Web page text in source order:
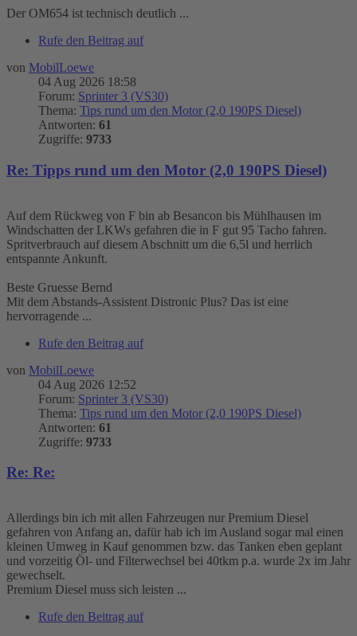
Der OM654 ist technisch deutlich ...
Rufe den Beitrag auf
von MobilLoewe
04 Aug 2026 18:58
Forum: Sprinter 3 (VS30)
Thema: Tips rund um den Motor (2,0 190PS Diesel)
Antworten: 61
Zugriffe: 9733
Re: Tipps rund um den Motor (2,0 190PS Diesel)
Auf dem Rückweg von F bin ab Besancon bis Mühlhausen im
Windschatten der LKWs gefahren die in F gut 95 Tacho fahren.
Spritverbrauch auf diesem Abschnitt um die 6,5l und herrlich
entspannte Ankunft.
Beste Gruesse Bernd
Mit dem Abstands-Assistent Distronic Plus? Das ist eine
hervorragende ...
Rufe den Beitrag auf
von MobilLoewe
04 Aug 2026 12:52
Forum: Sprinter 3 (VS30)
Thema: Tips rund um den Motor (2,0 190PS Diesel)
Antworten: 61
Zugriffe: 9733
Re: Re:
Allerdings bin ich mit allen Fahrzeugen nur Premium Diesel
gefahren von Anfang an, dafür hab ich im Ausland sogar mal einen
kleinen Umweg in Kauf genommen bzw. das Tanken eben geplant
und vorzeitig Öl- und Filterwechsel bei 40tkm p.a. wurde 2x im Jahr
gewechselt.
Premium Diesel muss sich leisten ...
Rufe den Beitrag auf